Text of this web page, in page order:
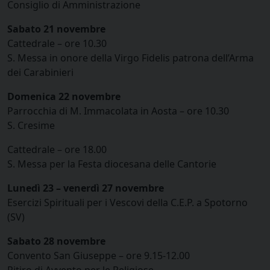
Consiglio di Amministrazione
Sabato 21 novembre
Cattedrale – ore 10.30
S. Messa in onore della Virgo Fidelis patrona dell’Arma
dei Carabinieri
Domenica 22 novembre
Parrocchia di M. Immacolata in Aosta – ore 10.30
S. Cresime
Cattedrale – ore 18.00
S. Messa per la Festa diocesana delle Cantorie
Lunedì 23 – venerdì 27 novembre
Esercizi Spirituali per i Vescovi della C.E.P. a Spotorno
(SV)
Sabato 28 novembre
Convento San Giuseppe – ore 9.15-12.00